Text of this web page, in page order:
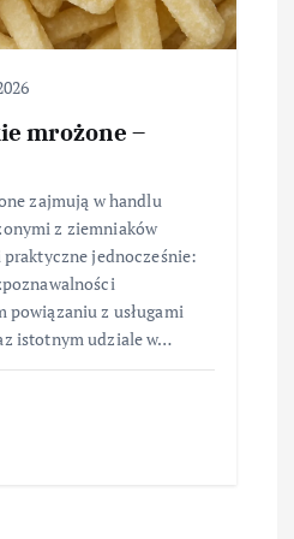
mrożone –
zajmują w handlu
z ziemniaków
jednocześnie:
powiązaniu z usługami
istotnym udziale w…